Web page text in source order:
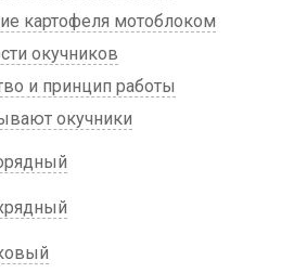
картофеля мотоблоком
окучников
и принцип работы
окучники